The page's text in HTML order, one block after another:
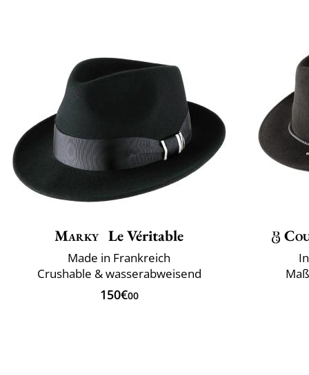
Marky Le Véritable
Made in Frankreich
Crushable & wasserabweisend
150€00